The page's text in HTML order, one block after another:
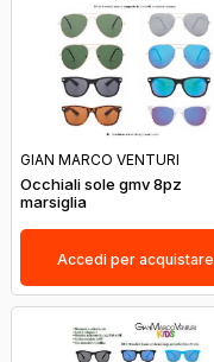
GIAN MARCO VENTURI
Occhiali sole gmv 8pz
marsiglia
Accedi per acquistare